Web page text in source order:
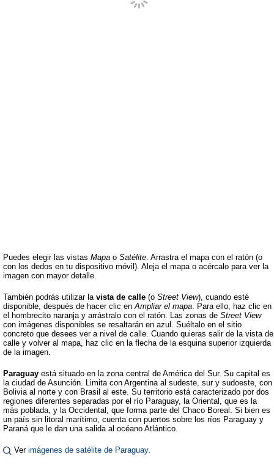
Puedes elegir las vistas Mapa o Satélite. Arrastra el mapa con el ratón (o
con los dedos en tu dispositivo móvil). Aleja el mapa o acércalo para ver la
imagen con mayor detalle.
También podrás utilizar la vista de calle (o Street View), cuando esté
disponible, después de hacer clic enAmpliar el mapa. Para ello, haz clic en
el hombrecito naranja y arrástralo con el ratón. Las zonas de Street View
con imágenes disponibles se resaltarán en azul. Suéltalo en el sitio
concreto que desees ver a nivel de calle. Cuando quieras salir de la vista de
calle y volver al mapa, haz clic en la flecha de la esquina superior izquierda
de la imagen.
Paraguay está situado en la zona central de América del Sur. Su capital es
la ciudad de Asunción. Limita con Argentina al sudeste, sur y sudoeste, con
Bolivia al norte y con Brasil al este. Su territorio está caracterizado por dos
regiones diferentes separadas por el río Paraguay, la Oriental, que es la
más poblada, y la Occidental, que forma parte del Chaco Boreal. Si bien es
un país sin litoral marítimo, cuenta con puertos sobre los ríos Paraguay y
Paraná que le dan una salida al océano Atlántico.
Ver imágenes de satélite de Paraguay.